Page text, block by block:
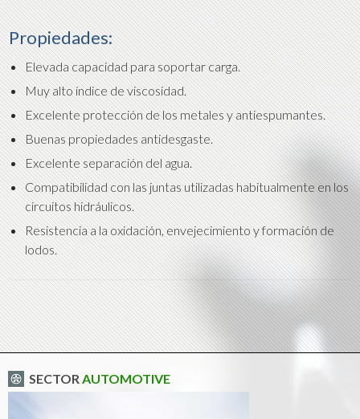
Propiedades:
Elevada capacidad para soportar carga.
Muy alto índice de viscosidad.
Excelente protección de los metales y antiespumantes.
Buenas propiedades antidesgaste.
Excelente separación del agua.
Compatibilidad con las juntas utilizadas habitualmente en los
circuitos hidráulicos.
Resistencia a la oxidación, envejecimiento y formación de
lodos.
SECTOR AUTOMOTIVE